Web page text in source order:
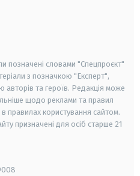
позначені словами "Спецпроєкт"
з позначкою "Експерт",
та героїв. Редакція може
щодо реклами та правил
правилах користування сайтом.
призначені для осіб старше 21